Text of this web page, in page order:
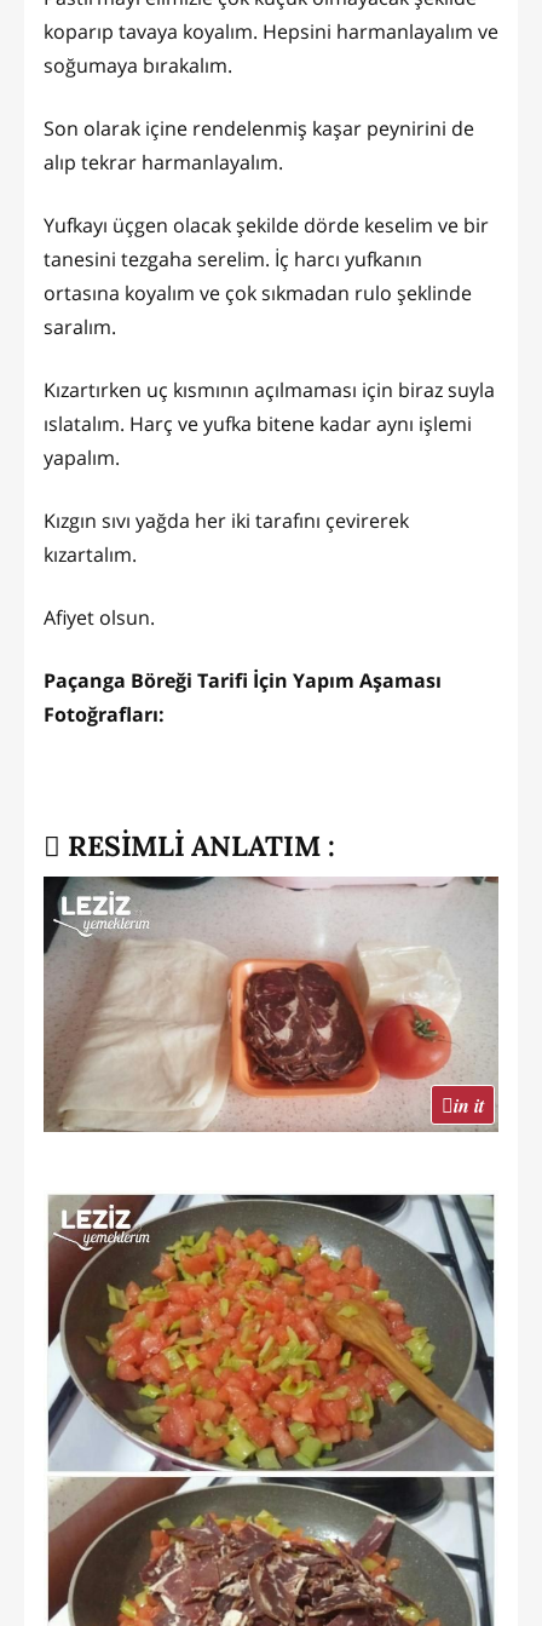
koparıp tavaya koyalım. Hepsini harmanlayalım ve
soğumaya bırakalım.
Son olarak içine rendelenmiş kaşar peynirini de
alıp tekrar harmanlayalım.
Yufkayı üçgen olacak şekilde dörde keselim ve bir
tanesini tezgaha serelim. İç harcı yufkanın
ortasına koyalım ve çok sıkmadan rulo şeklinde
saralım.
Kızartırken uç kısmının açılmaması için biraz suyla
ıslatalım. Harç ve yufka bitene kadar aynı işlemi
yapalım.
Kızgın sıvı yağda her iki tarafını çevirerek
kızartalım.
Afiyet olsun.
Paçanga Böreği Tarifi İçin Yapım Aşaması
Fotoğrafları:
RESİMLİ ANLATIM :
in it